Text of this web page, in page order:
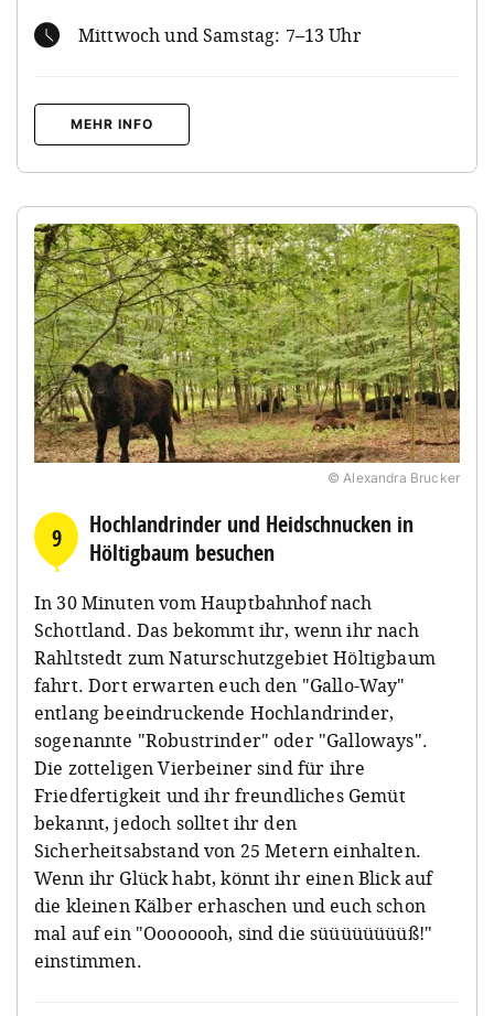
Mittwoch und Samstag: 7–13 Uhr
MEHR INFO
© Alexandra Brucker
9
Hochlandrinder und Heidschnucken in
Höltigbaum besuchen
In 30 Minuten vom Hauptbahnhof nach
Schottland. Das bekommt ihr, wenn ihr nach
Rahltstedt zum Naturschutzgebiet Höltigbaum
fahrt. Dort erwarten euch den "Gallo-Way"
entlang beeindruckende Hochlandrinder,
sogenannte "Robustrinder" oder "Galloways".
Die zotteligen Vierbeiner sind für ihre
Friedfertigkeit und ihr freundliches Gemüt
bekannt, jedoch solltet ihr den
Sicherheitsabstand von 25 Metern einhalten.
Wenn ihr Glück habt, könnt ihr einen Blick auf
die kleinen Kälber erhaschen und euch schon
mal auf ein "Oooooooh, sind die süüüüüüüüß!"
einstimmen.